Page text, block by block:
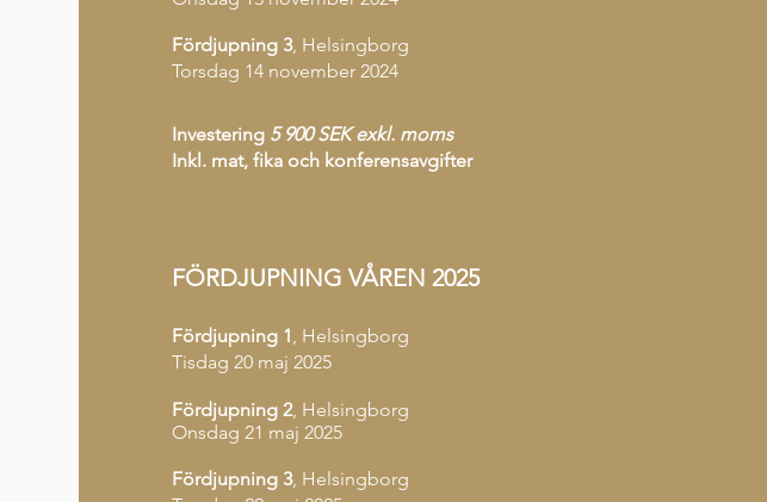
Fördjupning 3, Helsingborg
Torsdag 14 november 2024
Investering5 900 SEK exkl. moms
Inkl. mat, fika och konferensavgifter
FÖRDJUPNING VÅREN 2025
Fördjupning 1, Helsingborg
Tisdag 20 maj 2025
Fördjupning 2, Helsingborg
Onsdag 21 maj 2025
Fördjupning 3, Helsingborg